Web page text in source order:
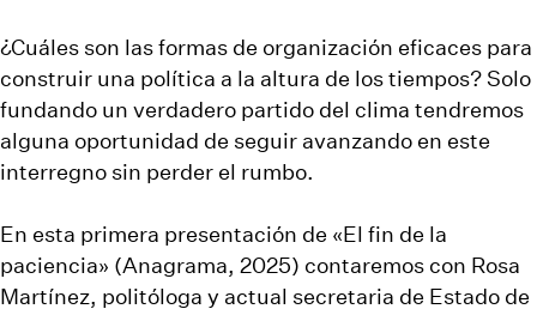
¿Cuáles son las formas de organización eficaces para
construir una política a la altura de los tiempos? Solo
fundando un verdadero partido del clima tendremos
alguna oportunidad de seguir avanzando en este
interregno sin perder el rumbo.
En esta primera presentación de «El fin de la
paciencia» (Anagrama, 2025) contaremos con Rosa
Martínez, politóloga y actual secretaria de Estado de